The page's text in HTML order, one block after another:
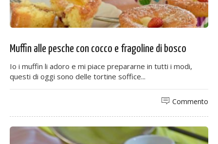
Muffin alle pesche con cocco e fragoline di bosco
Io i muffin li adoro e mi piace prepararne in tutti i modi,
questi di oggi sono delle tortine soffice...
Commento